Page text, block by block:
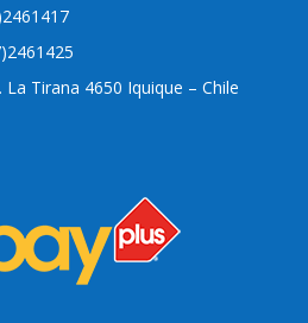
Tirana 4650 Iquique – Chile